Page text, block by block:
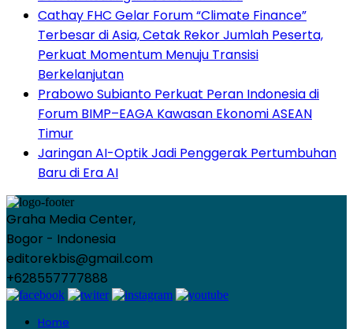
Cathay FHC Gelar Forum “Climate Finance”
Terbesar di Asia, Cetak Rekor Jumlah Peserta,
Perkuat Momentum Menuju Transisi
Berkelanjutan
Prabowo Subianto Perkuat Peran Indonesia di
Forum BIMP–EAGA Kawasan Ekonomi ASEAN
Timur
Jaringan AI-Optik Jadi Penggerak Pertumbuhan
Baru di Era AI
Graha Media Center,
Bogor - Indonesia
editorekbis@gmail.com
+628557777888
Home